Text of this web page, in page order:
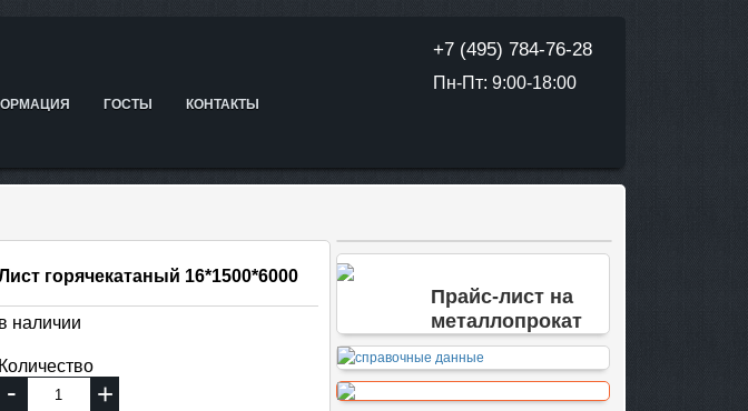
+7 (495) 784-76-28
Пн-Пт: 9:00-18:00
ГОСТЫ КОНТАКТЫ
горячекатаный 16*1500*6000
в наличии
Количество
- +
Прайс-лист на
металлопрокат